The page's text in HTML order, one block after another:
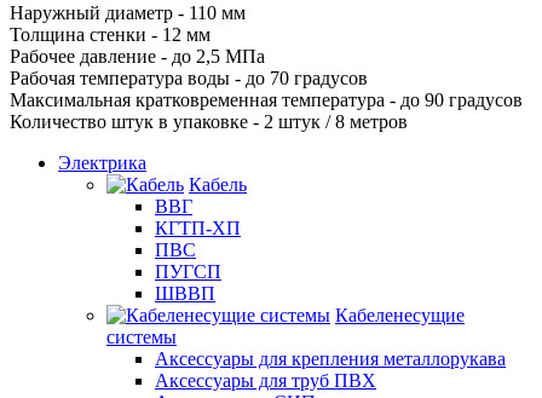
Наружный диаметр - 110 мм
Толщина стенки - 12 мм
Рабочее давление - до 2,5 МПа
Рабочая температура воды - до 70 градусов
Максимальная кратковременная температура - до 90 градусов
Количество штук в упаковке - 2 штук / 8 метров
Электрика
Кабель
ВВГ
КГТП-ХП
ПВС
ПУГСП
ШВВП
Кабеленесущие
системы
Аксессуары для крепления металлорукава
Аксессуары для труб ПВХ